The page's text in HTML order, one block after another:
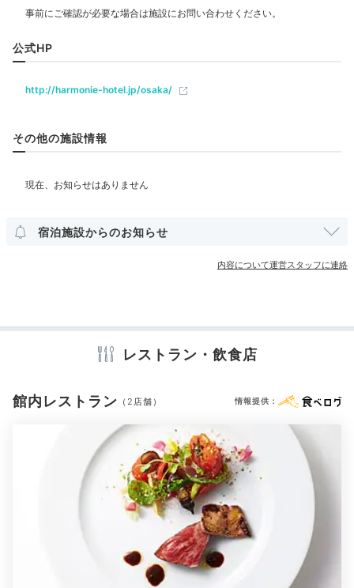
夕食は「すし酒場 さしす」というお寿司屋さんへ。
20:30
エヴァーホワイトのバスルーム
客室には3種のバスソルトや 「ブルガリ」か「ミラー ハ
も。エレガントな「エヴァーホワイ
ト」にはジャグジー、ミラノをイメージした「ドルチェ
ヴィータ」には落ち着いたカラーのバスルームなど個性
飲食
部屋情報
その他館内施設
ボディソープ シャワーキャップ 入浴剤 タオル バスタオル
お茶セット ティーサーバー 電子レンジ
加湿器
※設備・アメニティは、確認が取れている情報を表示しています。
公式HP
http://harmonie-hotel.jp/osaka/
その他の施設情報
宿泊施設からのお知らせ
内容について運営スタッフに連絡
レストラン・飲食店
館内レストラン （2店舗） 情報提供：